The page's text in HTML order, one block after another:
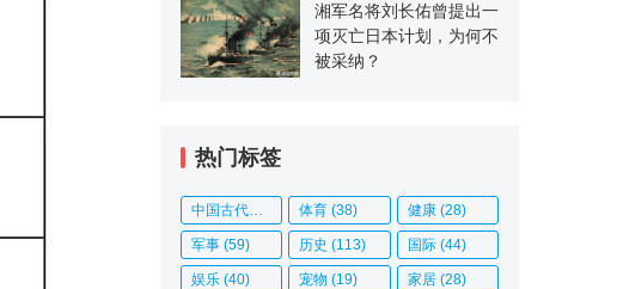
湘军名将刘长佑曾提出一
项灭亡日本计划，为何不
被采纳？
热门标签
中国古代史 体育 (38) 健康(28)
军事 (59) 历史 (113) 国际(44)
娱乐 (40) 宠物 (19) 家居(28)